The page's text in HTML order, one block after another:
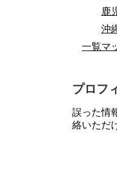
鹿
沖
一覧マ
プロフ
誤った情
絡いただ